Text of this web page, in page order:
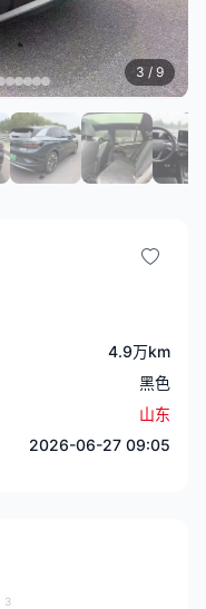
3 / 9
4.9万km
黑色
山东
2026-06-27 09:05
3